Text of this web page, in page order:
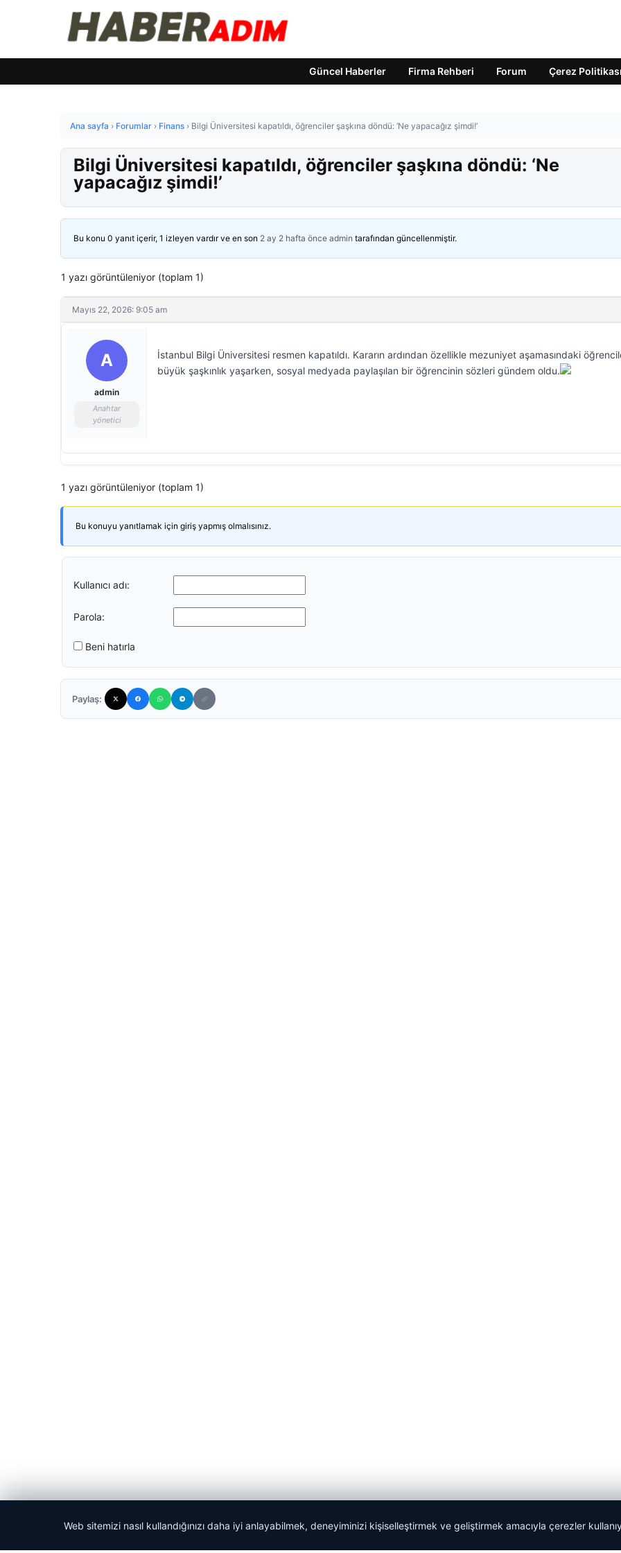
Güncel Haberler Firma Rehberi Forum Çerez Politikası
Ana sayfa › Forumlar › Finans › Bilgi Üniversitesi kapatıldı, öğrenciler şaşkına döndü: ‘Ne yapacağız şimdi!’
Bilgi Üniversitesi kapatıldı, öğrenciler şaşkına döndü: ‘Ne
yapacağız şimdi!’
Bu konu 0 yanıt içerir, 1 izleyen vardır ve en son 2 ay 2 hafta önce admin tarafından güncellenmiştir.
1 yazı görüntüleniyor (toplam 1)
Mayıs 22, 2026: 9:05 am
A
admin
Anahtar
yönetici
İstanbul Bilgi Üniversitesi resmen kapatıldı. Kararın ardından özellikle mezuniyet aşamasındaki
büyük şaşkınlık yaşarken, sosyal medyada paylaşılan bir öğrencinin sözleri gündem oldu.
1 yazı görüntüleniyor (toplam 1)
Bu konuyu yanıtlamak için giriş yapmış olmalısınız.
Kullanıcı adı:
Parola:
Beni hatırla
Paylaş:
Web sitemizi nasıl kullandığınızı daha iyi anlayabilmek, deneyiminizi kişiselleştirmek ve geliştirmek amacıyla çerezler